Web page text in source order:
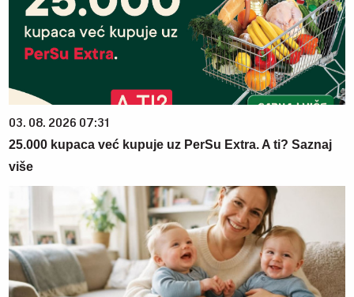
03. 08. 2026 07:31
25.000 kupaca već kupuje uz PerSu Extra. A ti? Saznaj
više